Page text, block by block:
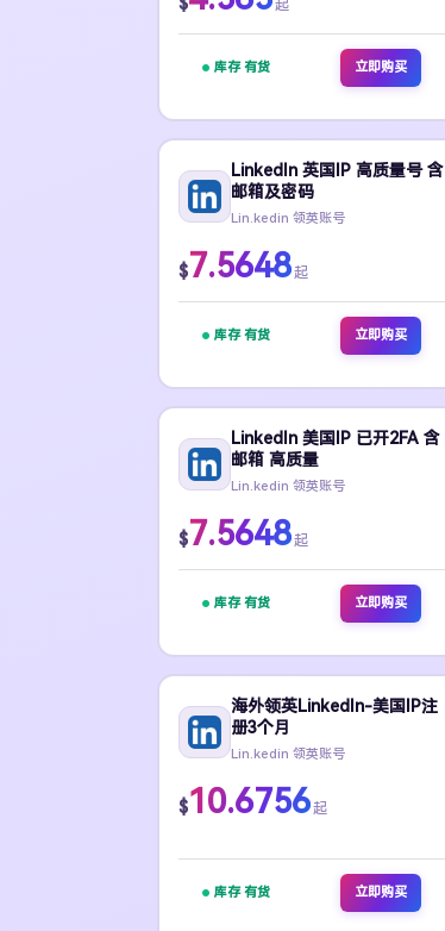
起
库存 有货 立即购买
LinkedIn 英国IP 高质量号 含
邮箱及密码
Lin.kedin 领英账号
$7.5648起
库存 有货 立即购买
LinkedIn 美国IP 已开2FA 含
邮箱 高质量
Lin.kedin 领英账号
$7.5648起
库存 有货 立即购买
海外领英LinkedIn-美国IP注
册3个月
Lin.kedin 领英账号
$10.6756起
库存 有货 立即购买